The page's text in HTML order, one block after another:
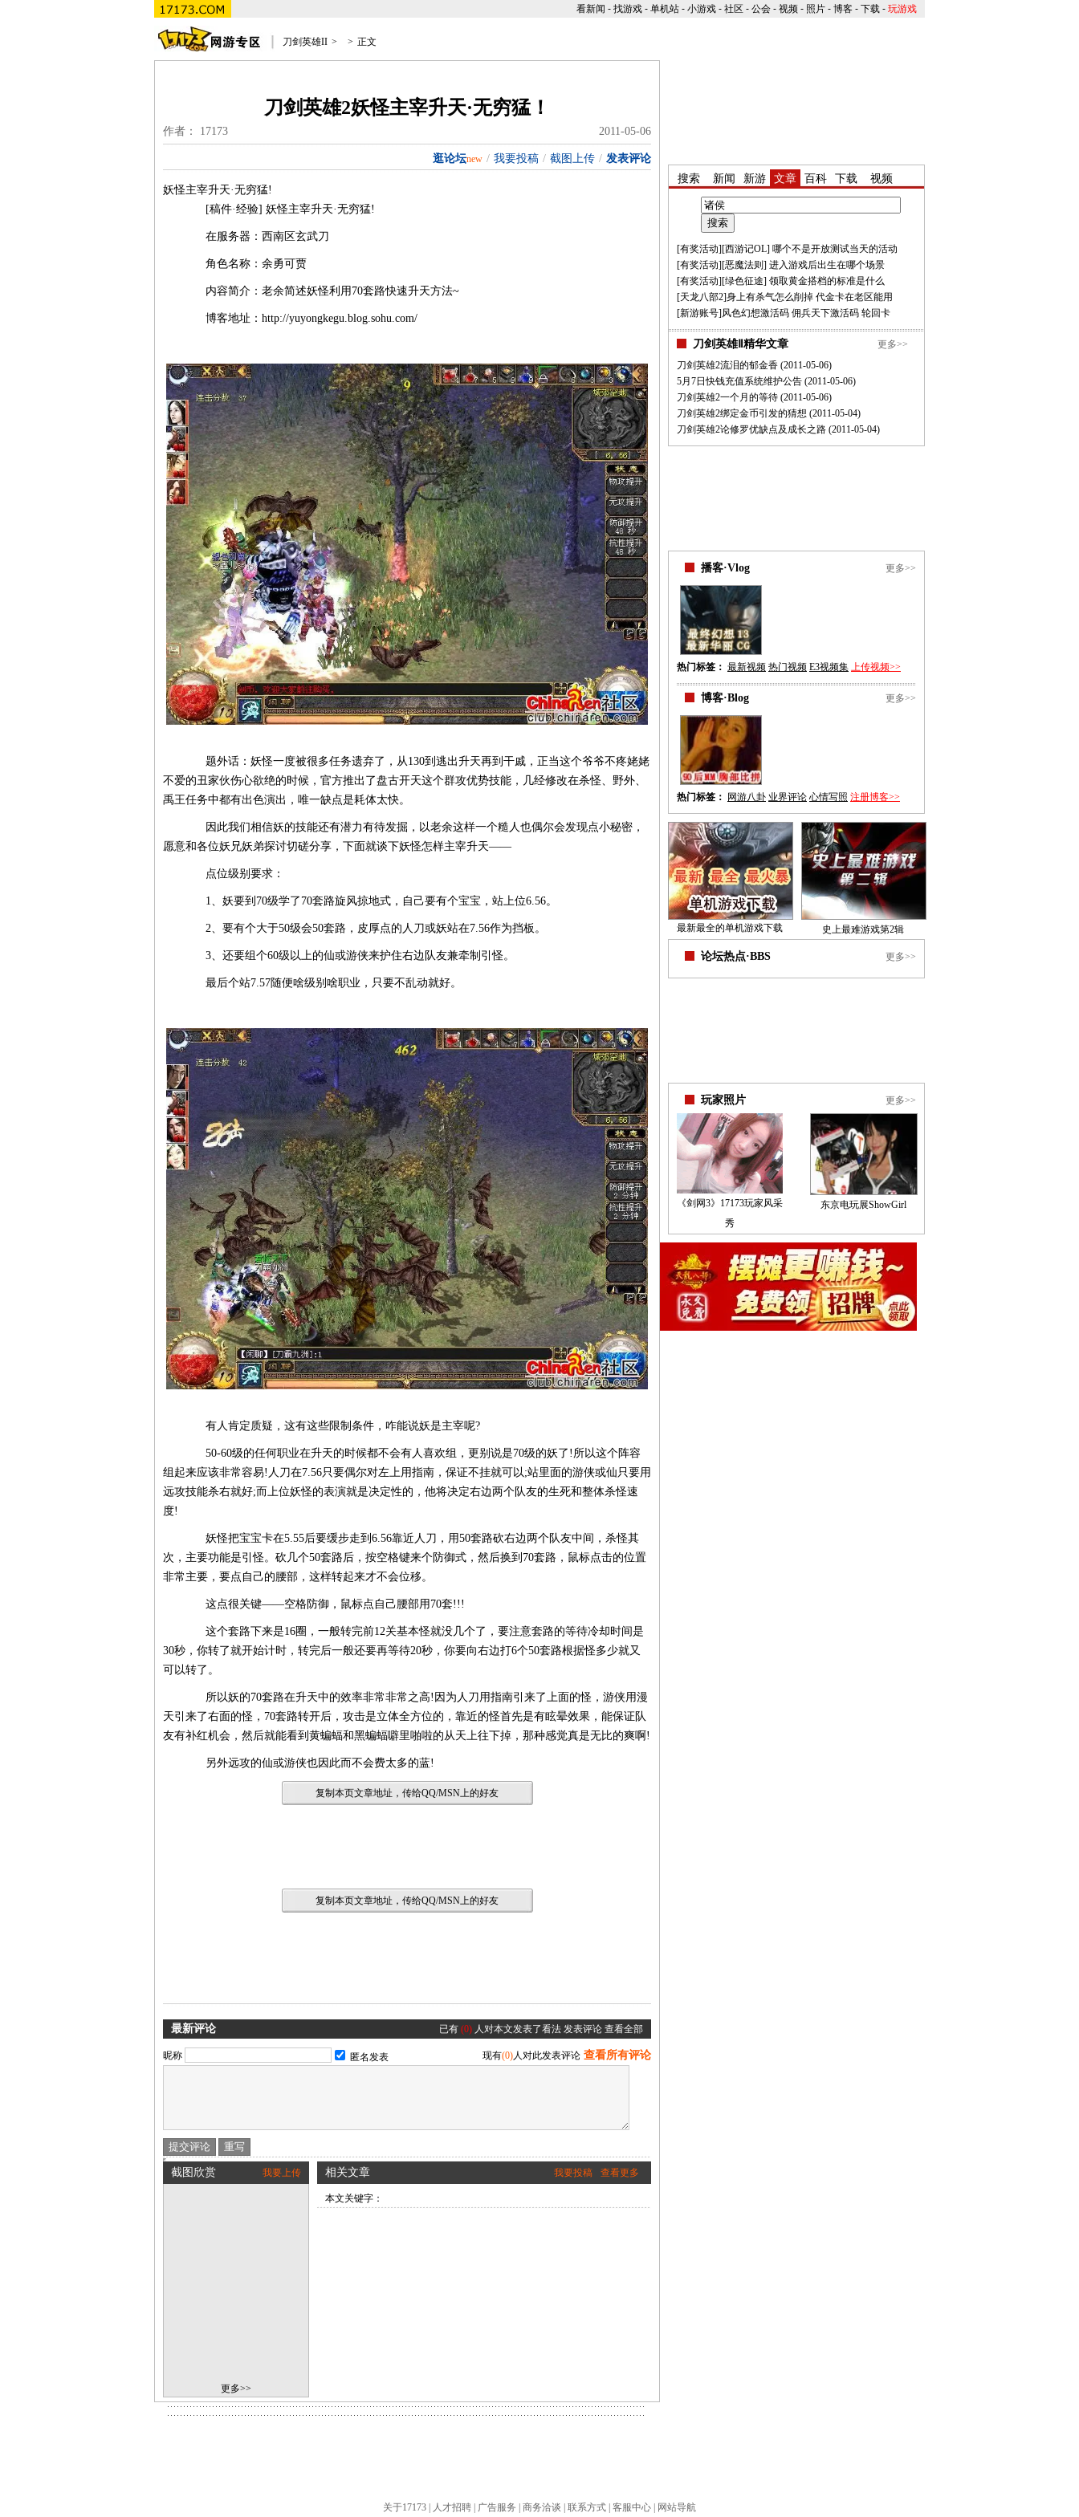
看新闻 - 找游戏 - 单机站 - 小游戏 - 社区 - 公会 - 视频 - 照片 - 博客 - 下载 - 玩游戏
刀剑英雄II > > 正文
刀剑英雄2妖怪主宰升天·无穷猛！
作者： 17173 2011-05-06
逛论坛new / 我要投稿 / 截图上传 / 发表评论
妖怪主宰升天·无穷猛!
[稿件·经验] 妖怪主宰升天·无穷猛!
在服务器：西南区玄武刀
角色名称：余勇可贾
内容简介：老余简述妖怪利用70套路快速升天方法~
博客地址：http://yuyongkegu.blog.sohu.com/
题外话：妖怪一度被很多任务遗弃了，从130到逃出升天再到干戚，正当这个爷爷不疼姥姥
不爱的丑家伙伤心欲绝的时候，官方推出了盘古开天这个群攻优势技能，几经修改在杀怪、野外、
禹王任务中都有出色演出，唯一缺点是耗体太快。
因此我们相信妖的技能还有潜力有待发掘，以老余这样一个糙人也偶尔会发现点小秘密，
愿意和各位妖兄妖弟探讨切磋分享，下面就谈下妖怪怎样主宰升天——
点位级别要求：
1、妖要到70级学了70套路旋风掠地式，自己要有个宝宝，站上位6.56。
2、要有个大于50级会50套路，皮厚点的人刀或妖站在7.56作为挡板。
3、还要组个60级以上的仙或游侠来护住右边队友兼牵制引怪。
最后个站7.57随便啥级别啥职业，只要不乱动就好。
有人肯定质疑，这有这些限制条件，咋能说妖是主宰呢?
50-60级的任何职业在升天的时候都不会有人喜欢组，更别说是70级的妖了!所以这个阵容
组起来应该非常容易!人刀在7.56只要偶尔对左上用指南，保证不挂就可以;站里面的游侠或仙只要用
远攻技能杀右就好;而上位妖怪的表演就是决定性的，他将决定右边两个队友的生死和整体杀怪速
度!
妖怪把宝宝卡在5.55后要缓步走到6.56靠近人刀，用50套路砍右边两个队友中间，杀怪其
次，主要功能是引怪。砍几个50套路后，按空格键来个防御式，然后换到70套路，鼠标点击的位置
非常主要，要点自己的腰部，这样转起来才不会位移。
这点很关键——空格防御，鼠标点自己腰部用70套!!!
这个套路下来是16圈，一般转完前12关基本怪就没几个了，要注意套路的等待冷却时间是
30秒，你转了就开始计时，转完后一般还要再等待20秒，你要向右边打6个50套路根据怪多少就又
可以转了。
所以妖的70套路在升天中的效率非常非常之高!因为人刀用指南引来了上面的怪，游侠用漫
天引来了右面的怪，70套路转开后，攻击是立体全方位的，靠近的怪首先是有眩晕效果，能保证队
友有补红机会，然后就能看到黄蝙蝠和黑蝙蝠噼里啪啦的从天上往下掉，那种感觉真是无比的爽啊!
另外远攻的仙或游侠也因此而不会费太多的蓝!
复制本页文章地址，传给QQ/MSN上的好友
复制本页文章地址，传给QQ/MSN上的好友
最新评论 已有 (0) 人对本文发表了看法 发表评论 查看全部
昵称 匿名发表 现有(0)人对此发表评论 查看所有评论
我要上传
截图欣赏
更多>>
查看更多
我要投稿
相关文章
本文关键字：
搜索 新闻 新游 文章 百科 下载 视频
[有奖活动][西游记OL] 哪个不是开放测试当天的活动
[有奖活动][恶魔法则 ] 进入游戏后出生在哪个场景
[有奖活动][绿色征途] 领取黄金搭档的标准是什么
[天龙八部2]身上有杀气怎么削掉 代金卡在老区能用
[新游账号]风色幻想激活码 佣兵天下激活码 轮回卡
更多>>
刀剑英雄Ⅱ精华文章
刀剑英雄2流泪的郁金香 (2011-05-06)
5月7日快钱充值系统维护公告 (2011-05-06)
刀剑英雄2一个月的等待 (2011-05-06)
刀剑英雄2绑定金币引发的猜想 (2011-05-04)
刀剑英雄2论修罗优缺点及成长之路 (2011-05-04)
更多>>
播客·Vlog
热门标签： 最新视频 热门视频 E3视频集 上传视频>>
更多>>
博客·Blog
热门标签： 网游八卦 业界评论 心情写照 注册博客>>
最新最全的单机游戏下载 史上最难游戏第2辑
更多>>
论坛热点·BBS
更多>>
玩家照片
《剑网3》17173玩家风采
秀
东京电玩展ShowGirl
关于17173 人才招聘 广告服务 商务洽谈 联系方式 客服中心
网站导航